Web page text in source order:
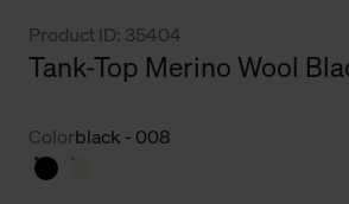
Product ID: 35404
Tank-Top Merino Wool
Colorblack - 008